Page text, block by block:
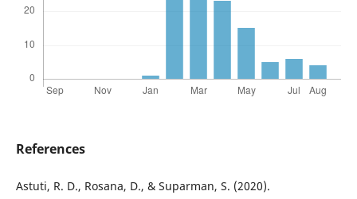
References
Astuti, R. D., Rosana, D., & Suparman, S. (2020).